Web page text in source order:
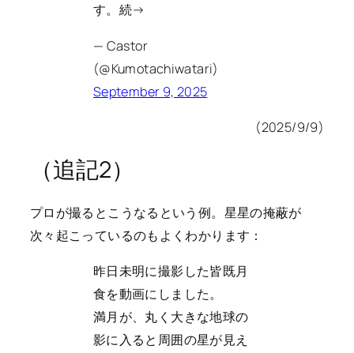
す。続→
— Castor
(@Kumotachiwatari)
September 9, 2025
(2025/9/9)
（追記2）
プロが撮るとこうなるという例。星星の掩蔽が
次々起こっているのもよくわかります：
昨日未明に撮影した皆既月
食を動画にしました。
満月が、丸く大きな地球の
影に入ると周囲の星が見え